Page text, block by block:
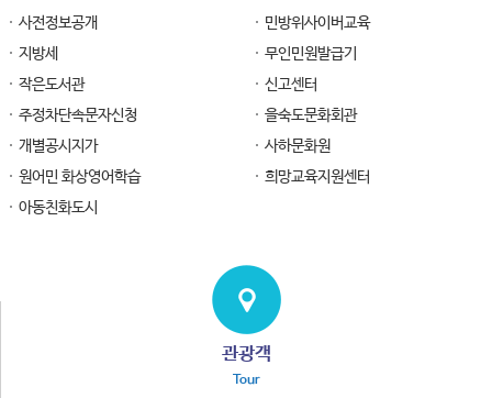
사전정보공개
민방위사이버교육
지방세
무인민원발급기
작은도서관
신고센터
주정차단속문자신청
을숙도문화회관
개별공시지가
사하문화원
원어민 화상영어학습
희망교육지원센터
아동친화도시
관광객
Tour